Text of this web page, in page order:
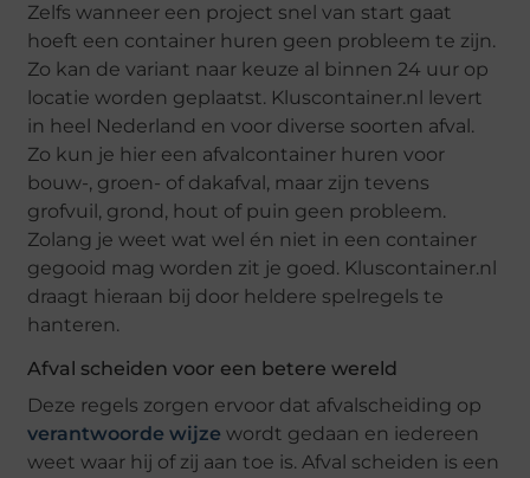
Zelfs wanneer een project snel van start gaat
hoeft een container huren geen probleem te zijn.
Zo kan de variant naar keuze al binnen 24 uur op
locatie worden geplaatst. Kluscontainer.nl levert
in heel Nederland en voor diverse soorten afval.
Zo kun je hier een afvalcontainer huren voor
bouw-, groen- of dakafval, maar zijn tevens
grofvuil, grond, hout of puin geen probleem.
Zolang je weet wat wel én niet in een container
gegooid mag worden zit je goed. Kluscontainer.nl
draagt hieraan bij door heldere spelregels te
hanteren.
Afval scheiden voor een betere wereld
Deze regels zorgen ervoor dat afvalscheiding op
verantwoorde wijze wordt gedaan en iedereen
weet waar hij of zij aan toe is. Afval scheiden is een